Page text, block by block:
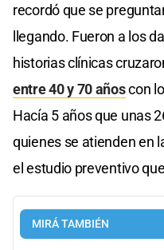
recordó que se
llegando. Fueron a los
historias clínicas
entre 40 y 70 añoscon
Hacía 5 años que unas
quienes se atienden en
el estudio preventivo
MIRÁ TAMBIÉN